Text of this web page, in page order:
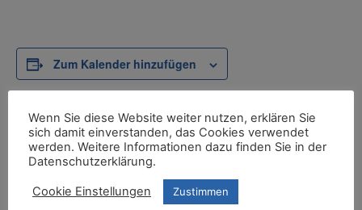
Zum Kalender hinzufügen
DETAILS
Datum:
Zeit:
VERANSTALTER
Telefon
+49 40 2780 7449
Wenn Sie diese Website weiter nutzen, erklären Sie
sich damit einverstanden, das Cookies verwendet
werden. Weitere Informationen dazu finden Sie in der
Datenschutzerklärung.
Cookie Einstellungen Zustimmen